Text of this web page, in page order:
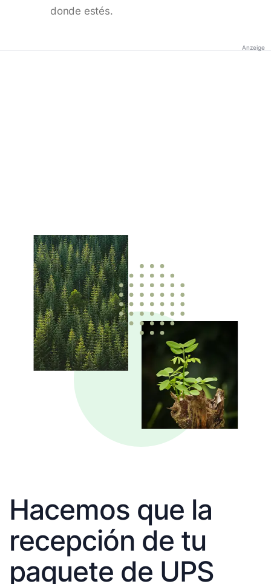
donde estés.
Anzeige
Hacemos que la
recepción de tu
paquete de UPS